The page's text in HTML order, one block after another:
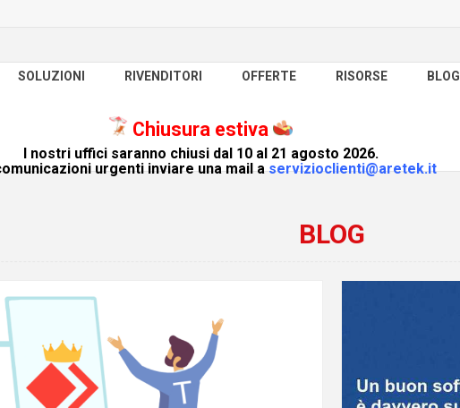
SOLUZIONI RIVENDITORI OFFERTE RISORSE BLOG
Chiusura estiva
I nostri uffici saranno chiusi dal 10 al 21 agosto 2026.
urgenti inviare una mail aservizioclienti@aretek.it
BLOG